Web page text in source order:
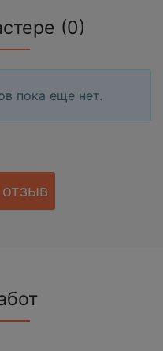
(0)
пока еще нет.